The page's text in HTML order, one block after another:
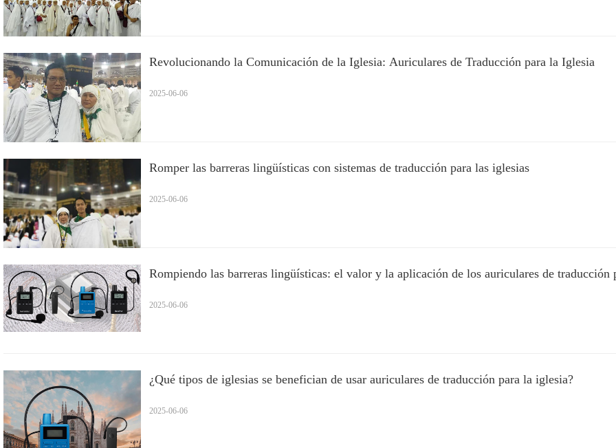
Revolucionando la Comunicación de la Iglesia: Auriculares de Traducción para la Iglesia
2025-06-06
Romper las barreras lingüísticas con sistemas de traducción para las iglesias
2025-06-06
Rompiendo las barreras lingüísticas: el valor y la aplicación de los auriculares de traducción
2025-06-06
¿Qué tipos de iglesias se benefician de usar auriculares de traducción para la iglesia?
2025-06-06